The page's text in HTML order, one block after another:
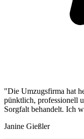
"Die Umzugsfirma hat
pünktlich, professionell
Sorgfalt behandelt. Ich
Janine Gießler